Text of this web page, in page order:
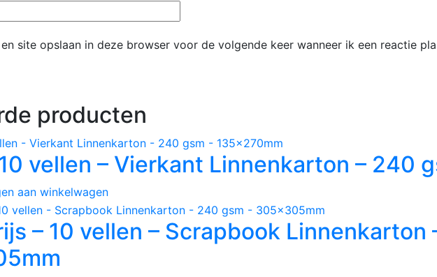
site opslaan in deze browser voor de volgende keer wanneer ik een reactie
producten
vellen – Vierkant Linnenkarton – 240
aan winkelwagen
– 10 vellen – Scrapbook Linnenkarton